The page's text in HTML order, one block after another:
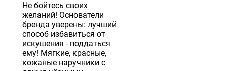
Не бойтесь своих
желаний! Основатели
бренда уверены: лучший
способ избавиться от
искушения - поддаться
ему! Мягкие, красные,
кожаные наручники с